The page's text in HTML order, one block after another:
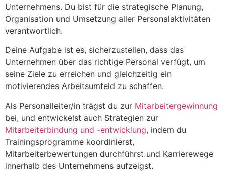
Unternehmens. Du bist für die strategische Planung,
Organisation und Umsetzung aller Personalaktivitäten
verantwortlich.
Deine Aufgabe ist es, sicherzustellen, dass das
Unternehmen über das richtige Personal verfügt, um
seine Ziele zu erreichen und gleichzeitig ein
motivierendes Arbeitsumfeld zu schaffen.
Als Personalleiter/in trägst du zur Mitarbeitergewinnung
bei, und entwickelst auch Strategien zur
Mitarbeiterbindung und -entwicklung, indem du
Trainingsprogramme koordinierst,
Mitarbeiterbewertungen durchführst und Karrierewege
innerhalb des Unternehmens aufzeigst.